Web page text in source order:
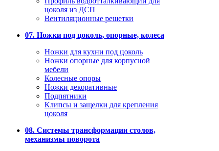
цоколя из ДСП
Вентиляционные решетки
07. Ножки под цоколь, опорные, колеса
Ножки для кухни под цоколь
Ножки опорные для корпусной
мебели
Колесные опоры
Ножки декоративные
Подпятники
Клипсы и защелки для крепления
цоколя
08. Системы трансформации столов,
механизмы поворота